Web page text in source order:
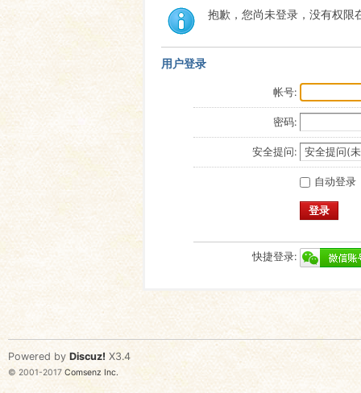
抱歉，您尚未登录，没有权限
用户登录
帐号:
密码:
安全提问:
自动登录
登录
快捷登录:
Powered by Discuz! X3.4
© 2001-2017 Comsenz Inc.